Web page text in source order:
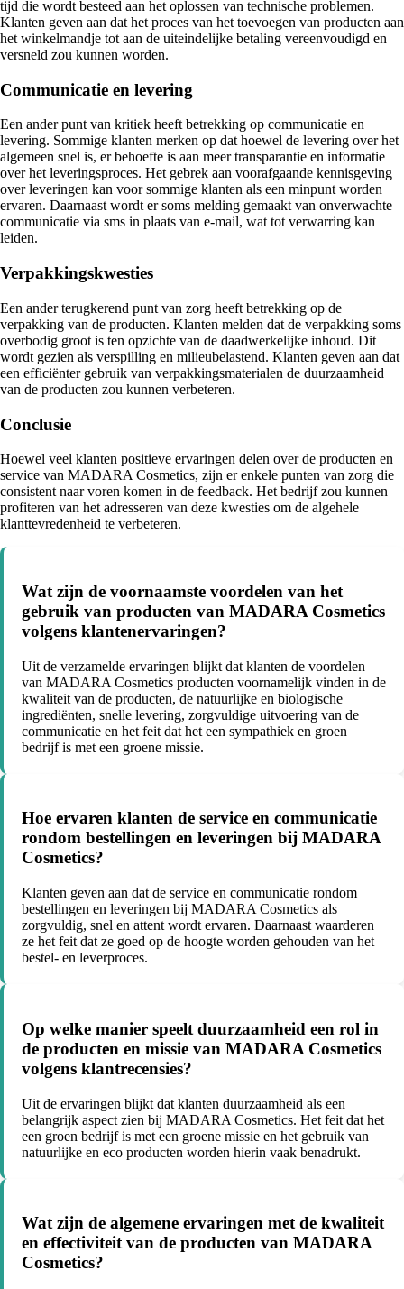
tijd die wordt besteed aan het oplossen van technische problemen.
Klanten geven aan dat het proces van het toevoegen van producten aan
het winkelmandje tot aan de uiteindelijke betaling vereenvoudigd en
versneld zou kunnen worden.
Communicatie en levering
Een ander punt van kritiek heeft betrekking op communicatie en
levering. Sommige klanten merken op dat hoewel de levering over het
algemeen snel is, er behoefte is aan meer transparantie en informatie
over het leveringsproces. Het gebrek aan voorafgaande kennisgeving
over leveringen kan voor sommige klanten als een minpunt worden
ervaren. Daarnaast wordt er soms melding gemaakt van onverwachte
communicatie via sms in plaats van e-mail, wat tot verwarring kan
leiden.
Verpakkingskwesties
Een ander terugkerend punt van zorg heeft betrekking op de
verpakking van de producten. Klanten melden dat de verpakking soms
overbodig groot is ten opzichte van de daadwerkelijke inhoud. Dit
wordt gezien als verspilling en milieubelastend. Klanten geven aan dat
een efficiënter gebruik van verpakkingsmaterialen de duurzaamheid
van de producten zou kunnen verbeteren.
Conclusie
Hoewel veel klanten positieve ervaringen delen over de producten en
service van MADARA Cosmetics, zijn er enkele punten van zorg die
consistent naar voren komen in de feedback. Het bedrijf zou kunnen
profiteren van het adresseren van deze kwesties om de algehele
klanttevredenheid te verbeteren.
Wat zijn de voornaamste voordelen van het
gebruik van producten van MADARA Cosmetics
volgens klantenervaringen?
Uit de verzamelde ervaringen blijkt dat klanten de voordelen
van MADARA Cosmetics producten voornamelijk vinden in de
kwaliteit van de producten, de natuurlijke en biologische
ingrediënten, snelle levering, zorgvuldige uitvoering van de
communicatie en het feit dat het een sympathiek en groen
bedrijf is met een groene missie.
Hoe ervaren klanten de service en communicatie
rondom bestellingen en leveringen bij MADARA
Cosmetics?
Klanten geven aan dat de service en communicatie rondom
bestellingen en leveringen bij MADARA Cosmetics als
zorgvuldig, snel en attent wordt ervaren. Daarnaast waarderen
ze het feit dat ze goed op de hoogte worden gehouden van het
bestel- en leverproces.
Op welke manier speelt duurzaamheid een rol in
de producten en missie van MADARA Cosmetics
volgens klantrecensies?
Uit de ervaringen blijkt dat klanten duurzaamheid als een
belangrijk aspect zien bij MADARA Cosmetics. Het feit dat het
een groen bedrijf is met een groene missie en het gebruik van
natuurlijke en eco producten worden hierin vaak benadrukt.
Wat zijn de algemene ervaringen met de kwaliteit
en effectiviteit van de producten van MADARA
Cosmetics?